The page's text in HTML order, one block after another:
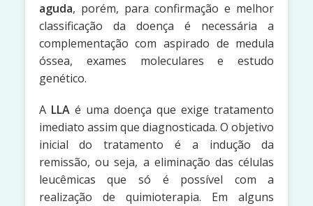
aguda, porém, para confirmação e melhor
classificação da doença é necessária a
complementação com aspirado de medula
óssea, exames moleculares e estudo
genético.
A LLAé uma doença que exige tratamento
imediato assim que diagnosticada. O objetivo
inicial do tratamento é a indução da
remissão, ou seja, a eliminação das células
leucêmicas que só é possível com a
realização de quimioterapia. Em alguns